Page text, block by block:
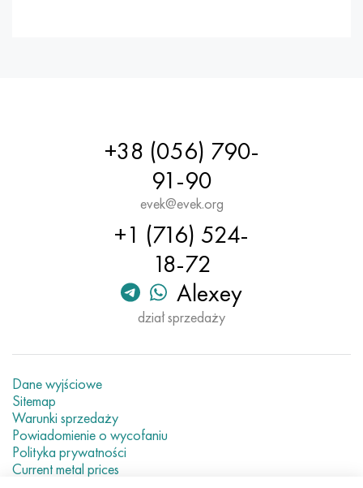
+38 (056) 790-
91-90
evek@evek.org
+1 (716) 524-
18-72
Alexey
dział sprzedaży
Dane wyjściowe
Sitemap
Warunki sprzedaży
Powiadomienie o wycofaniu
Polityka prywatności
Current metal prices